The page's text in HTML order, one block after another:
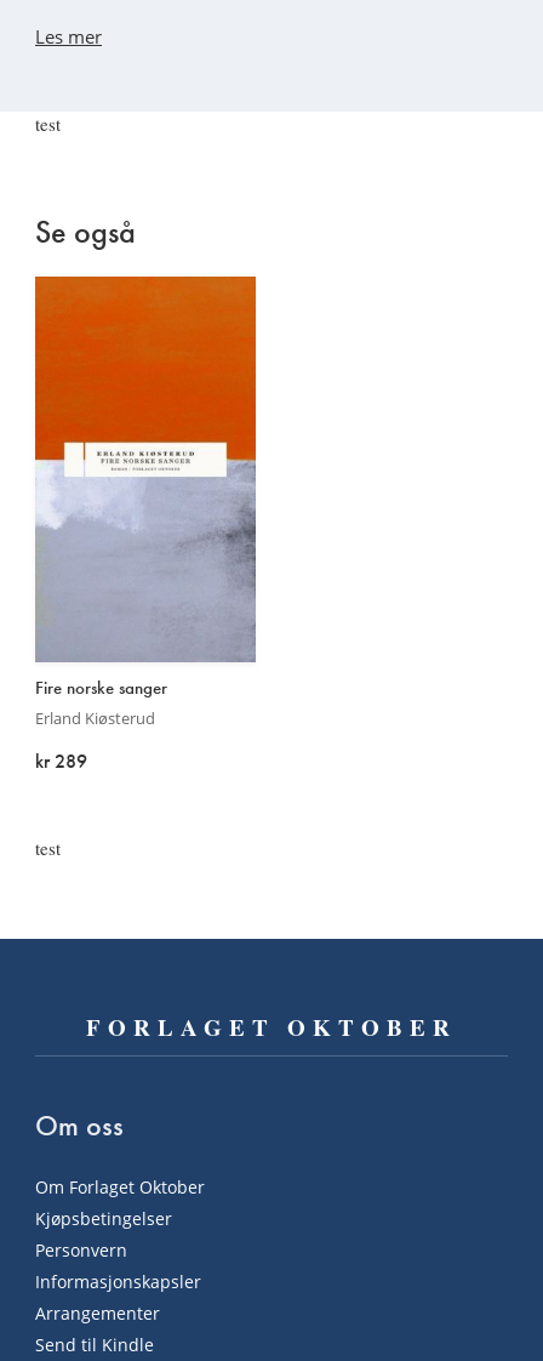
Les mer
test
Se også
Fire norske sanger
roman
Erland Kiøsterud
kr 289
test
FORLAGET OKTOBER
Om oss
Om Forlaget Oktober
Kjøpsbetingelser
Personvern
Informasjonskapsler
Arrangementer
Send til Kindle